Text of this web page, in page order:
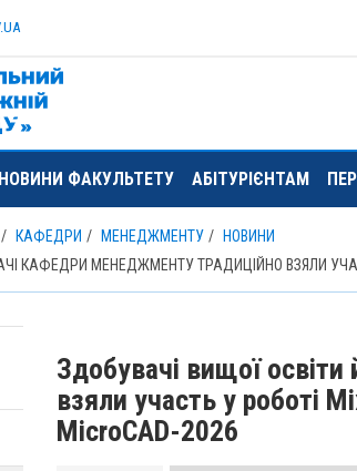
UA
НОВИНИ ФАКУЛЬТЕТУ АБІТУРІЄНТАМ
КАФЕДРИ МЕНЕДЖМЕНТУ
НОВИНИ
КАФЕДРИ МЕНЕДЖМЕНТУ ТРАДИЦІЙНО ВЗЯЛИ
Здобувачі вищої
взяли участь у роботі
MicroCAD-2026